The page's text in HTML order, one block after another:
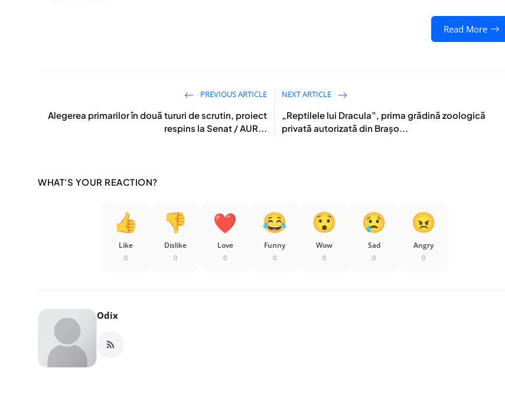
Read More
PREVIOUS ARTICLE
Alegerea primarilor în două tururi de scrutin, proiect
respins la Senat / AUR...
NEXT ARTICLE
„Reptilele lui Dracula”, prima grădină zoologică
privată autorizată din Brașo...
WHAT'S YOUR REACTION?
Like
0
Dislike
0
Love
0
Funny
0
Wow
0
Sad
0
Angry
0
Odix